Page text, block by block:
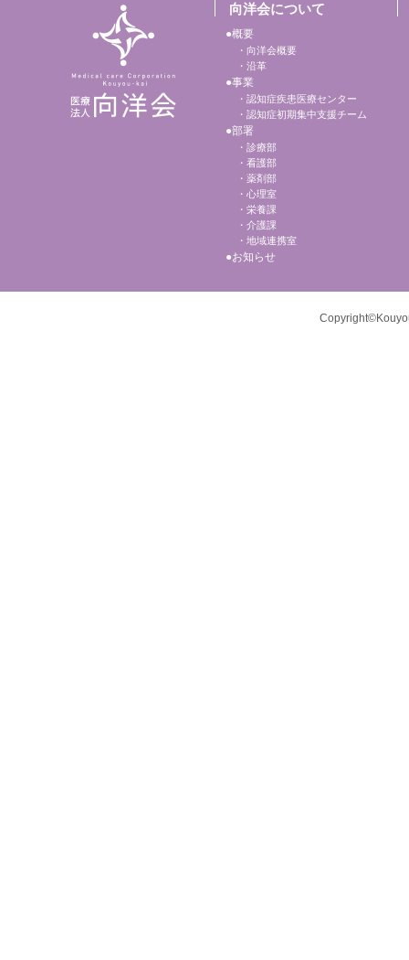
向洋会について
概要
向洋会概要
沿革
事業
認知症疾患医療センター
認知症初期集中支援チーム
部署
診療部
看護部
薬剤部
心理室
栄養課
介護課
地域連携室
お知らせ